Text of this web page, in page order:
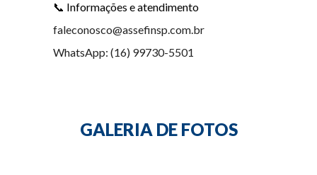
📞 Informações e atendimento
faleconosco@assefinsp.com.br
WhatsApp: (16) 99730-5501
GALERIA DE FOTOS